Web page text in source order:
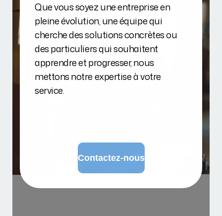
Que vous soyez une entreprise en
pleine évolution, une équipe qui
cherche des solutions concrètes ou
des particuliers qui souhaitent
apprendre et progresser, nous
mettons notre expertise à votre
service.